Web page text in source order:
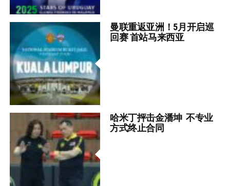
曼联重返亚洲！5月开启巡
回赛 首站马来西亚
哈米丁抨击金潘坤 不专业
方式终止合同